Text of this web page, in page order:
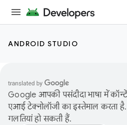
ANDROID STUDIO
Google आपकी पसंदीदा भाषा में
एआई टेक्नोलॉजी का इस्तेमाल करता
गलतियां हो सकती हैं.